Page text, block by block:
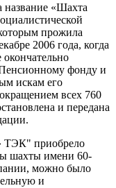
название «Шахта
прожила
2006 года, когда
фонду и
искам его
всех 760
и передана
ТЭК" приобрело
шахты имени 60-
можно было
и